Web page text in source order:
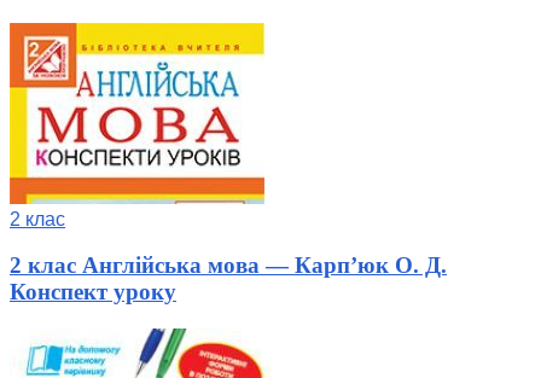
2 клас
2 клас Англійська мова — Карп’юк О. Д.
Конспект уроку